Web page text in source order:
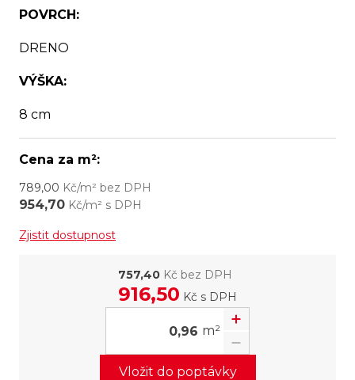
POVRCH:
DRENO
VÝŠKA:
8 cm
Cena za m²:
789,00 Kč/m² bez DPH
954,70 Kč/m² s DPH
Zjistit dostupnost
757,40 Kč bez DPH
916,50 Kč s DPH
m²
Vložit do poptávky